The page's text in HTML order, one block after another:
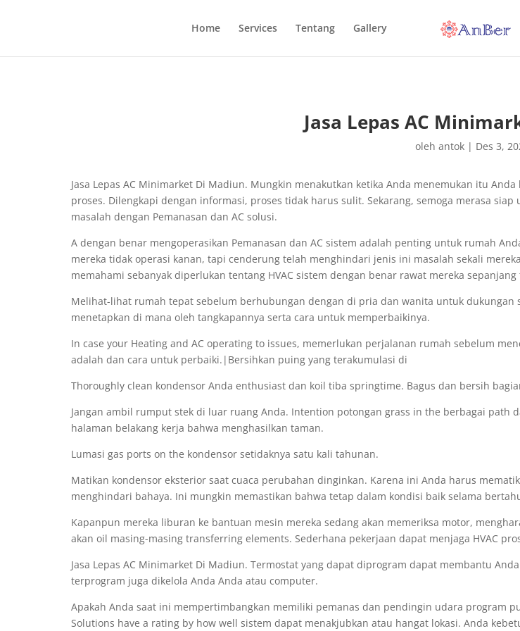
Home Services Tentang Gallery
Jasa Lepas AC
olehantok | Des 3,
Jasa Lepas AC Minimarket Di Madiun. Mungkin menakutkan ketika Anda menemukan itu
proses. Dilengkapi dengan informasi, proses tidak harus sulit. Sekarang, semoga merasa
masalah dengan Pemanasan dan AC solusi.
A dengan benar mengoperasikan Pemanasan dan AC sistem adalah penting untuk rumah
mereka tidak operasi kanan, tapi cenderung telah menghindari jenis ini masalah sekali
memahami sebanyak diperlukan tentang HVAC sistem dengan benar rawat mereka sepanjang
Melihat-lihat rumah tepat sebelum berhubungan dengan di pria dan wanita untuk dukungan
menetapkan di mana oleh tangkapannya serta cara untuk memperbaikinya.
In case your Heating and AC operating to issues, memerlukan perjalanan rumah sebelum
adalah dan cara untuk perbaiki.|Bersihkan puing yang terakumulasi di
Thoroughly clean kondensor Anda enthusiast dan koil tiba springtime. Bagus dan bersih
Jangan ambil rumput stek di luar ruang Anda. Intention potongan grass in the berbagai
halaman belakang kerja bahwa menghasilkan taman.
Lumasi gas ports on the kondensor setidaknya satu kali tahunan.
Matikan kondensor eksterior saat cuaca perubahan dinginkan. Karena ini Anda harus
menghindari bahaya. Ini mungkin memastikan bahwa tetap dalam kondisi baik selama
Kapanpun mereka liburan ke bantuan mesin mereka sedang akan memeriksa motor,
akan oil masing-masing transferring elements. Sederhana pekerjaan dapat menjaga HVAC
Jasa Lepas AC Minimarket Di Madiun. Termostat yang dapat diprogram dapat membantu
terprogram juga dikelola Anda Anda atau computer.
Apakah Anda saat ini mempertimbangkan memiliki pemanas dan pendingin udara program
Solutions have a rating by how well sistem dapat menakjubkan atau hangat lokasi. Anda